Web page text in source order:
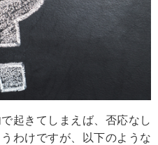
起きてしまえば、否応なし
わけですが、以下のような